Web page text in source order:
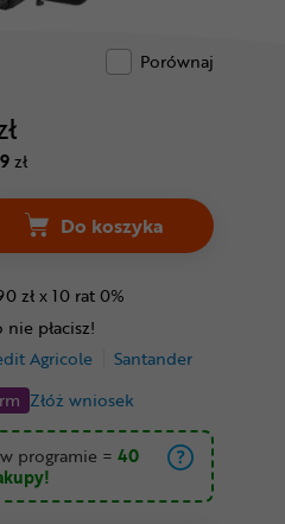
Porównaj
zł
zł x 10 rat 0%
nie płacisz!
Agricole
Santander
Złóż wniosek
Do koszyka
programie = 40